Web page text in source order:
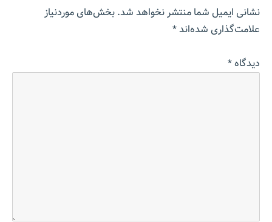
نشانی ایمیل شما منتشر نخواهد شد.بخش‌های موردنیاز
علامت‌گذاری شده‌اند*
دیدگاه*